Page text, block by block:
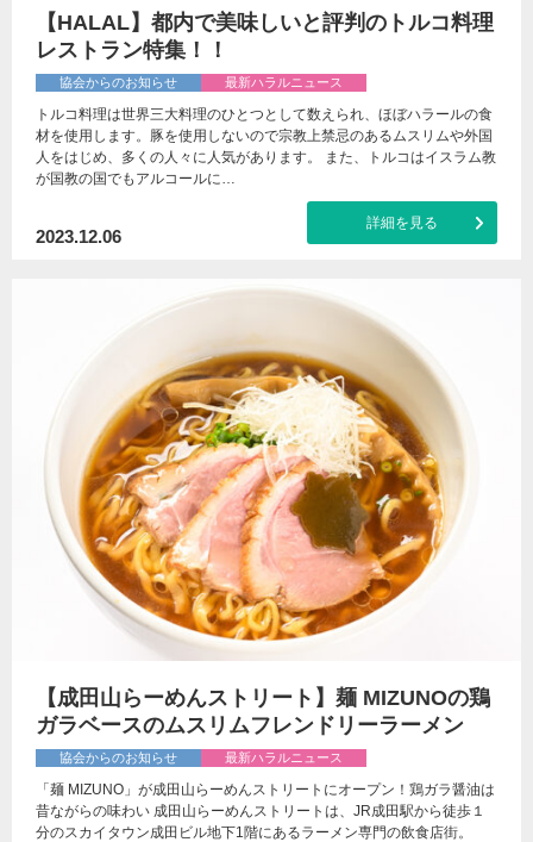
【HALAL】都内で美味しいと評判のトルコ料理
レストラン特集！！
協会からのお知らせ 最新ハラルニュース
トルコ料理は世界三大料理のひとつとして数えられ、ほぼハラールの食
材を使用します。豚を使用しないので宗教上禁忌のあるムスリムや外国
人をはじめ、多くの人々に人気があります。 また、トルコはイスラム教
が国教の国でもアルコールに…
2023.12.06
詳細を見る
【成田山らーめんストリート】麺 MIZUNOの鶏
ガラベースのムスリムフレンドリーラーメン
協会からのお知らせ 最新ハラルニュース
「麺 MIZUNO」が成田山らーめんストリートにオープン！鶏ガラ醤油は
昔ながらの味わい 成田山らーめんストリートは、JR成田駅から徒歩１
分のスカイタウン成田ビル地下1階にあるラーメン専門の飲食店街。